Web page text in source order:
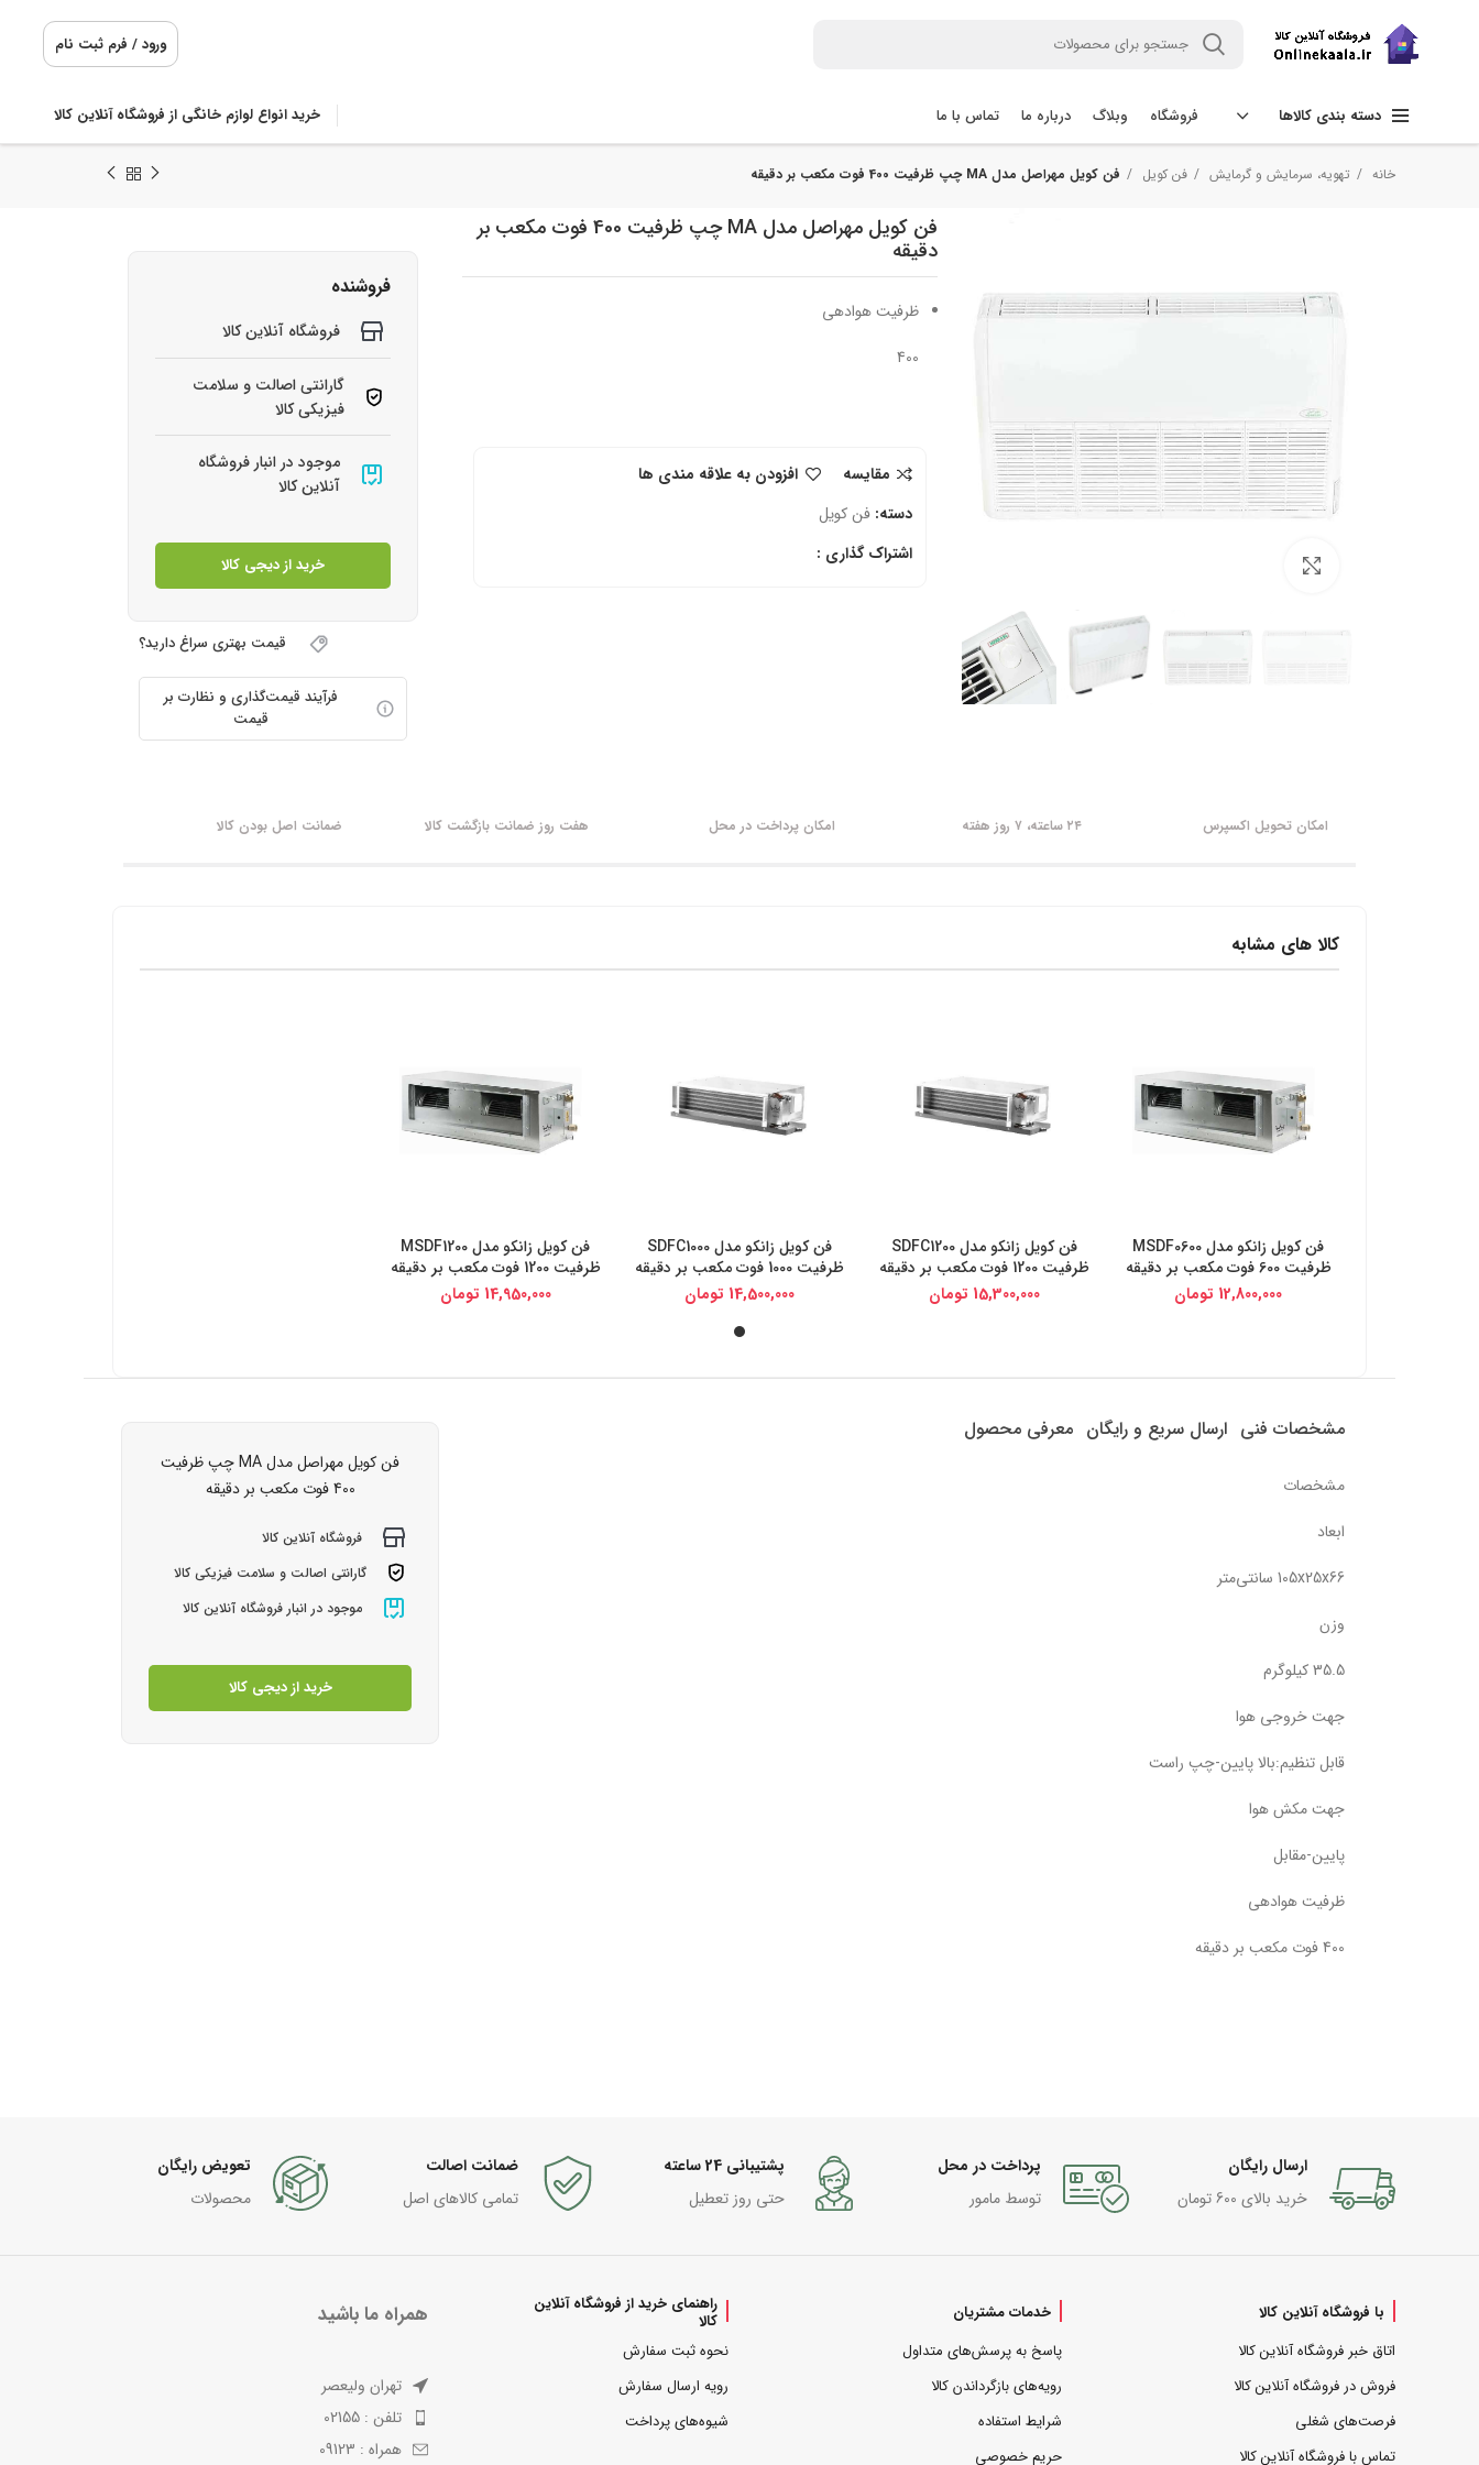
ورود / فرم ثبت نام
دسته بندی کالاها فروشگاه وبلاگ درباره ما تماس با ما خرید انواع لوازم خانگی از فروشگاه آنلاین کالا
خانه تهویه، سرمایش و گرمایش فن کویل فن کویل مهراصل مدل MA چپ ظرفیت 400 فوت مکعب بر دقیقه
فن کویل مهراصل مدل MA چپ ظرفیت 400 فوت مکعب بر
دقیقه
ظرفیت هوادهی
400
مقایسه
افزودن به علاقه مندی ها
دسته: فن کویل
اشتراک گذاری :
فروشنده
فروشگاه آنلاین کالا
گارانتی اصالت و سلامت
فیزیکی کالا
موجود در انبار فروشگاه
آنلاین کالا
خرید از دیجی کالا
قیمت بهتری سراغ دارید؟
فرآیند قیمت‌گذاری و نظارت بر
قیمت
امکان تحویل اکسپرس ۲۴ ساعته، ۷ روز هفته امکان پرداخت در محل هفت روز ضمانت بازگشت کالا ضمانت اصل بودن کالا
کالا های مشابه
خرید از دیجی کالافن کویل زانکو مدل MSDF0600
ظرفیت 600 فوت مکعب بر دقیقه
12,800,000 تومان
خرید از دیجی کالافن کویل زانکو مدل SDFC1200
ظرفیت 1200 فوت مکعب بر دقیقه
15,300,000 تومان
خرید از دیجی کالافن کویل زانکو مدل SDFC1000
ظرفیت 1000 فوت مکعب بر دقیقه
14,500,000 تومان
خرید از دیجی کالافن کویل زانکو مدل MSDF1200
ظرفیت 1200 فوت مکعب بر دقیقه
14,950,000 تومان
مشخصات فنی ارسال سریع و رایگان معرفی محصول
مشخصات
ابعاد
105x25x66 سانتی‌متر
وزن
35.5 کیلوگرم
جهت خروجی هوا
قابل تنظیم:بالا پایین-چپ راست
جهت مکش هوا
پایین-مقابل
ظرفیت هوادهی
400 فوت مکعب بر دقیقه
فن کویل مهراصل مدل MA چپ ظرفیت
400 فوت مکعب بر دقیقه
فروشگاه آنلاین کالا
گارانتی اصالت و سلامت فیزیکی کالا
موجود در انبار فروشگاه آنلاین کالا
خرید از دیجی کالا
ارسال رایگان
خرید بالای 600 تومان
پرداخت در محل
توسط مامور
پشتیبانی 24 ساعته
حتی روز تعطیل
ضمانت اصالت
تمامی کالاهای اصل
تعویض رایگان
محصولات
با فروشگاه آنلاین کالا
اتاق خبر فروشگاه آنلاین کالا
فروش در فروشگاه آنلاین کالا
فرصت‌های شغلی
تماس با فروشگاه آنلاین کالا
خدمات مشتریان
پاسخ به پرسش‌های متداول
رویه‌های بازگرداندن کالا
شرایط استفاده
حریم خصوصی
راهنمای خرید از فروشگاه آنلاین
کالا
نحوه ثبت سفارش
رویه ارسال سفارش
شیوه‌های پرداخت
همراه ما باشید
تهران ولیعصر
تلفن : 02155
همراه : 09123